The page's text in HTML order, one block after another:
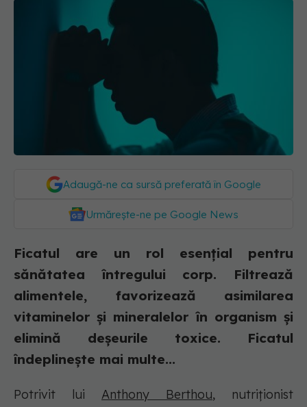
Adaugă-ne ca sursă preferată în Google
Urmărește-ne pe Google News
Ficatul are un rol esențial pentru
sănătatea întregului corp. Filtrează
alimentele, favorizează asimilarea
vitaminelor și mineralelor în organism și
elimină deșeurile toxice. Ficatul
îndeplinește mai multe...
Potrivit lui Anthony Berthou, nutriționist